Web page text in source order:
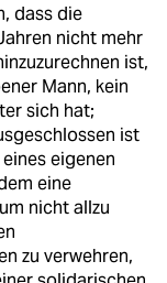
dass die
nicht mehr
ist,
Mann, kein
sich hat;
ist
eigenen
eine
nicht allzu
zu verwehren,